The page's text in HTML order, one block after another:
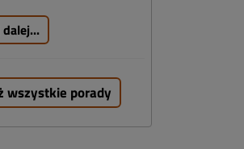
wszystkie porady